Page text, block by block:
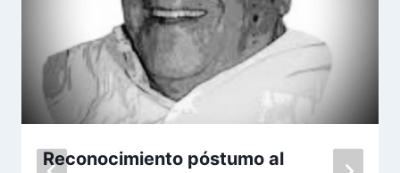
Reconocimiento póstumo al